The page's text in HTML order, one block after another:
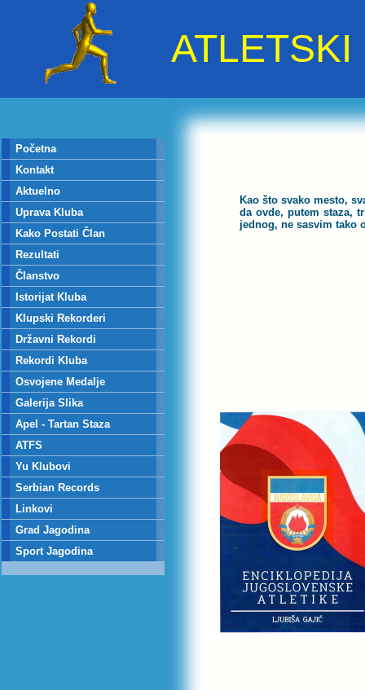
Početna
Kontakt
Aktuelno
Uprava Kluba
Kako Postati Član
Rezultati
Članstvo
Istorijat Kluba
Klupski Rekorderi
Državni Rekordi
Rekordi Kluba
Osvojene Medalje
Galerija Slika
Apel - Tartan Staza
ATFS
Yu Klubovi
Serbian Records
Linkovi
Grad Jagodina
Sport Jagodina
Kao što svako mesto,
da ovde, putem staza,
jednog, ne sasvim tako